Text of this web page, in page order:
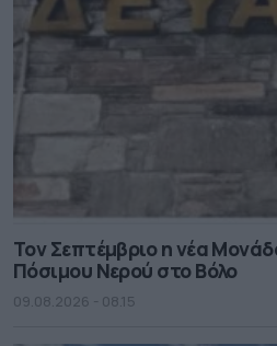
Τον Σεπτέμβριο η νέα
Πόσιμου Νερού στο Βόλο
09.08.2026 - 08.15